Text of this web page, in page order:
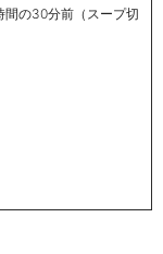
間の30分前（スープ切